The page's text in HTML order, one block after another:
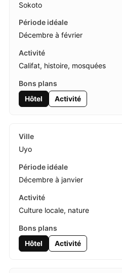
Sokoto
Décembre à février
Califat, histoire, mosquées
Hôtel Activité
Uyo
Décembre à janvier
Culture locale, nature
Hôtel Activité